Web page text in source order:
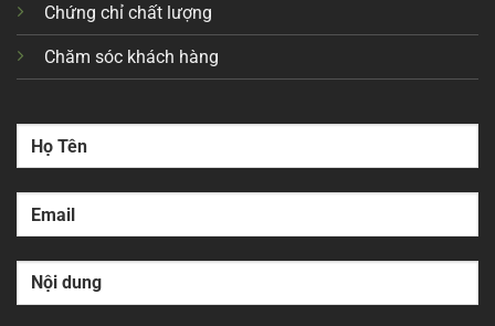
Chứng chỉ chất lượng
Chăm sóc khách hàng